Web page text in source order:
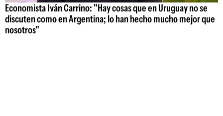
Economista Iván Carrino: "Hay cosas que en Uruguay no se
discuten como en Argentina; lo han hecho mucho mejor que
nosotros"